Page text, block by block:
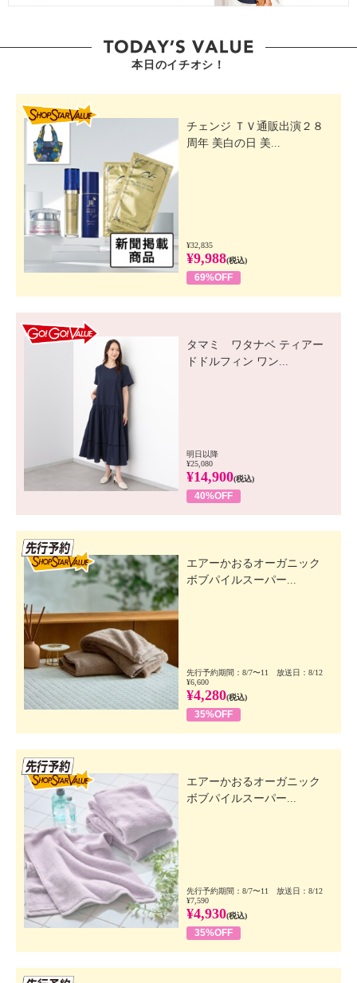
本日のイチオシ！
チェンジ ＴＶ通販出演２８
周年 美白の日 美...
¥32,835
¥9,988(税込)
69%OFF
タマミ ワタナベ ティアー
ドドルフィン ワン...
明日以降
¥25,080
¥14,900(税込)
40%OFF
エアーかおるオーガニック
ボブパイルスーパー...
先行予約期間：8/7〜11 放送日：8/12
¥6,600
¥4,280(税込)
35%OFF
エアーかおるオーガニック
ボブパイルスーパー...
先行予約期間：8/7〜11 放送日：8/12
¥7,590
¥4,930(税込)
35%OFF